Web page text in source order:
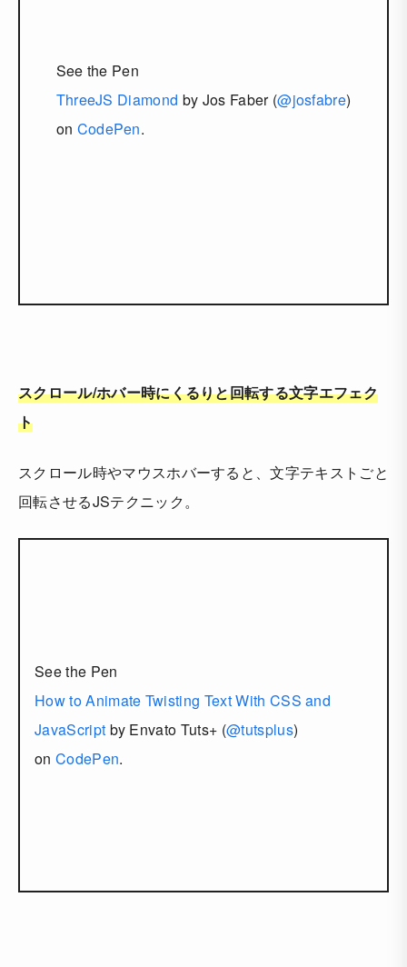
See the Pen
ThreeJS Diamond by Jos Faber (@josfabre)
on CodePen.
スクロール/ホバー時にくるりと回転する文字エフェク
ト
スクロール時やマウスホバーすると、文字テキストごと
回転させるJSテクニック。
See the Pen
How to Animate Twisting Text With CSS and
JavaScript by Envato Tuts+ (@tutsplus)
on CodePen.